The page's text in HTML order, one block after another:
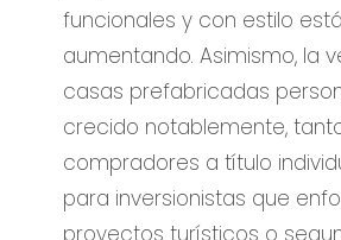
funcionales y con estilo está
aumentando. Asimismo, la
casas prefabricadas
crecido notablemente,
compradores a título
para inversionistas que
proyectos turísticos o